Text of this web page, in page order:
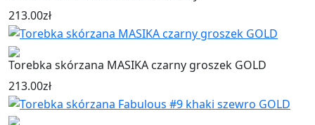
213.00zł
Torebka skórzana MASIKA czarny groszek GOLD
213.00zł